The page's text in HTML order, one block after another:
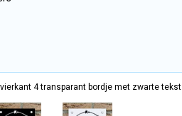
4 transparant bordje met zwarte tekst